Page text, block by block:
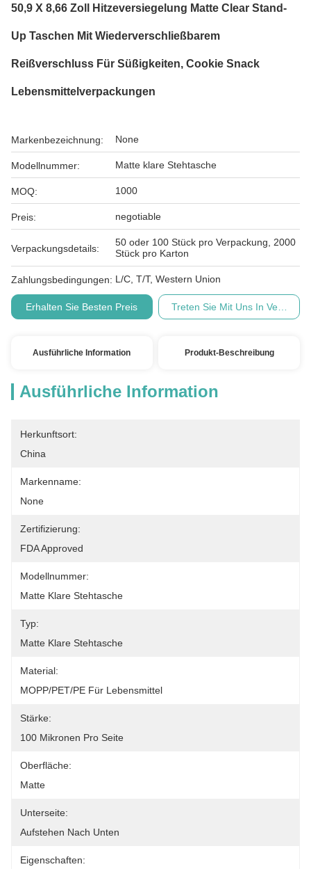
50,9 X 8,66 Zoll Hitzeversiegelung Matte Clear Stand-
Up Taschen Mit Wiederverschließbarem
Reißverschluss Für Süßigkeiten, Cookie Snack
Lebensmittelverpackungen
Markenbezeichnung: None
Modellnummer: Matte klare Stehtasche
MOQ: 1000
Preis: negotiable
Verpackungsdetails:
50 oder 100 Stück pro Verpackung, 2000
Stück pro Karton
Zahlungsbedingungen: L/C, T/T, Western Union
Erhalten Sie Besten Preis Treten Sie Mit Uns In
Ausführliche Information Produkt-Beschreibung
Ausführliche Information
Herkunftsort:
China
Markenname:
None
Zertifizierung:
FDA Approved
Modellnummer:
Matte Klare Stehtasche
Typ:
Matte Klare Stehtasche
Material:
MOPP/PET/PE Für Lebensmittel
Stärke:
100 Mikronen Pro Seite
Oberfläche:
Matte
Unterseite:
Aufstehen Nach Unten
Eigenschaften: